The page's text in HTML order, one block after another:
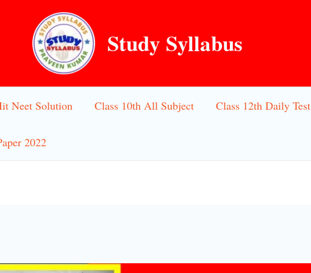
Study Syllabus
Neet Solution Class 10th All Subject Class 12th Daily Test
2022